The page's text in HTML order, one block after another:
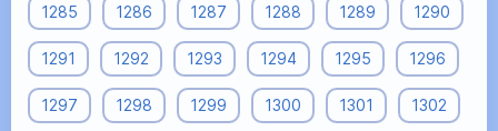
1285 1286 1287 1288 1289 1290
1291 1292 1293 1294 1295 1296
1297 1298 1299 1300 1301 1302